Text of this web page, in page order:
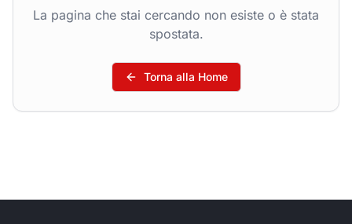
La pagina che stai cercando non esiste o è stata
spostata.
Torna alla Home